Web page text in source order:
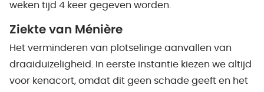
weken tijd 4 keer gegeven worden.
Ziekte van Ménière
Het verminderen van plotselinge aanvallen van
draaiduizeligheid. In eerste instantie kiezen we altijd
voor kenacort, omdat dit geen schade geeft en het